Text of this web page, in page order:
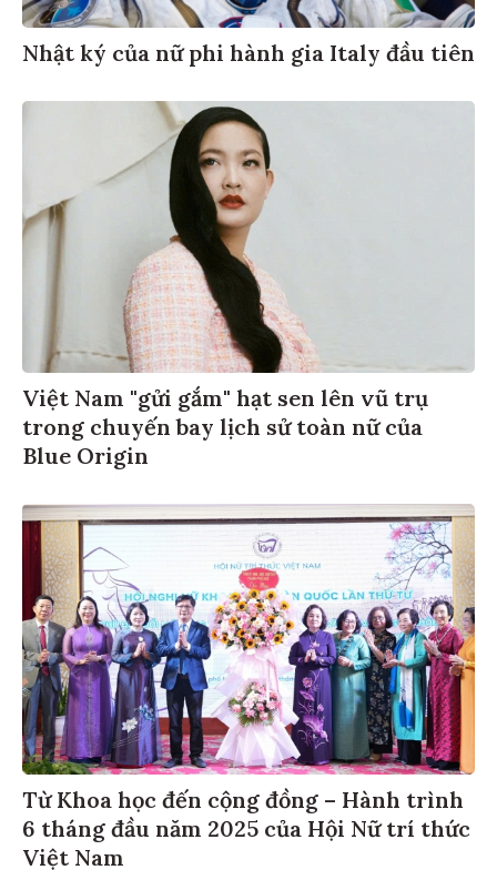
Nhật ký của nữ phi hành gia Italy đầu tiên
Việt Nam "gửi gắm" hạt sen lên vũ trụ
trong chuyến bay lịch sử toàn nữ của
Blue Origin
Từ Khoa học đến cộng đồng – Hành trình
6 tháng đầu năm 2025 của Hội Nữ trí thức
Việt Nam